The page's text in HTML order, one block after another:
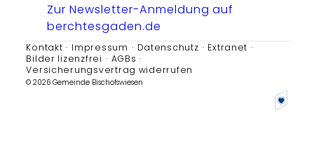
Zur Newsletter-Anmeldung auf
berchtesgaden.de
Kontakt Impressum Datenschutz
Extranet
Bilder lizenzfrei
AGBs
Versicherungsvertrag widerrufen
© 2026 Gemeinde Bischofswiesen